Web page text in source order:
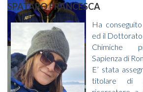
SPATARO FRANCESCA
Ha
ed il Dottorato
Chimiche
Sapienza di
E’ stata
titolare di